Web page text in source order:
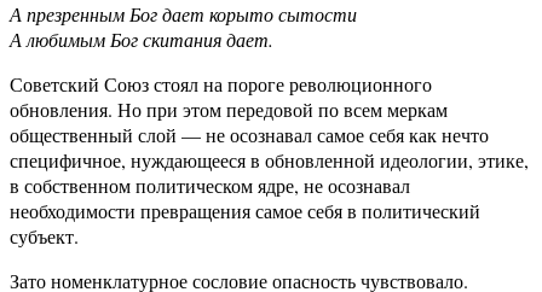
А презренным Бог дает корыто сытости
А любимым Бог скитания дает.
Советский Союз стоял на пороге революционного
обновления. Но при этом передовой по всем меркам
общественный слой — не осознавал самое себя как нечто
специфичное, нуждающееся в обновленной идеологии, этике,
в собственном политическом ядре, не осознавал
необходимости превращения самое себя в политический
субъект.
Зато номенклатурное сословие опасность чувствовало.